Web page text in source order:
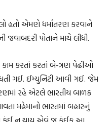
હતો એમણે ધર્માંતરણ કરવાને
પોતાને માથે લીધી.
કરતાં કરતાં બે-ત્રણ પેઢીઓ
ગઈ. ઈમ્યુનિટી આવી ગઈ. જેમ
રહે એટલે ભારતીય બાળક
મહેમાનો ભારતમાં બહારનું